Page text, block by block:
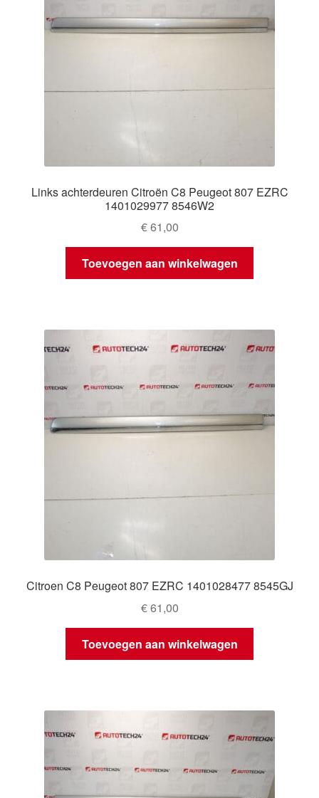
Links achterdeuren Citroën C8 Peugeot 807 EZRC
1401029977 8546W2
€61,00
Toevoegen aan winkelwagen
Citroen C8 Peugeot 807 EZRC 1401028477 8545GJ
€61,00
Toevoegen aan winkelwagen